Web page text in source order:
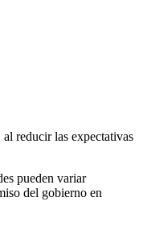
reducir las expectativas
pueden variar
del gobierno en